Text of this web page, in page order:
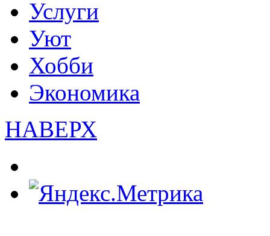
Услуги
Уют
Хобби
Экономика
НАВЕРХ